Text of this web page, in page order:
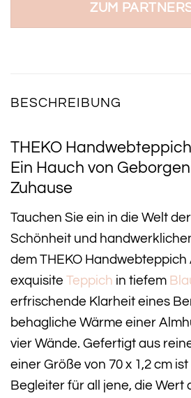
ZUM
BESCHREIBUNG
THEKO
Ein Hauch von
Zuhause
Tauchen Sie ein in die Welt
Schönheit und
dem THEKO Handwebteppich
exquisite Teppich in tiefem
erfrischende Klarheit eines
behagliche Wärme einer
vier Wände. Gefertigt aus
einer Größe von 70 x 1,2 cm
Begleiter für all jene, die Wert